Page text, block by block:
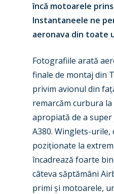
încă motoarele
Instantaneele ne
aeronava din toate
Fotografiile arată
finale de montaj din
privim avionul din
remarcăm curbura
apropiată de a
A380. Winglets-
poziționate la
încadrează foarte
câteva săptămâni
primi și motoarele,